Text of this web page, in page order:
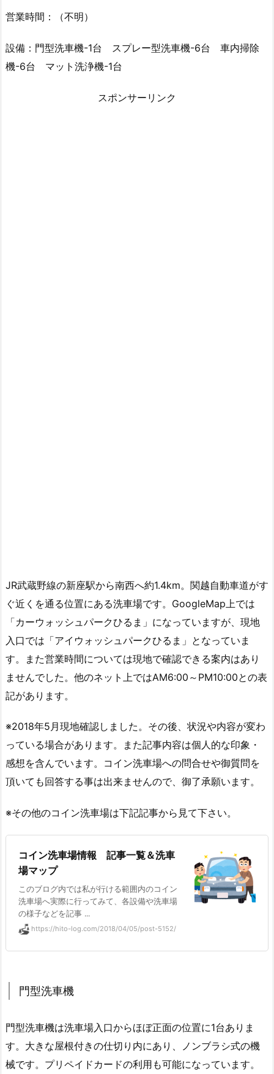
営業時間：（不明）
設備：門型洗車機-1台 スプレー型洗車機-6台 車内掃除
機-6台 マット洗浄機-1台
スポンサーリンク
JR武蔵野線の新座駅から南西へ約1.4km。関越自動車道がす
ぐ近くを通る位置にある洗車場です。GoogleMap上では
「カーウォッシュパークひるま」になっていますが、現地
入口では「アイウォッシュパークひるま」となっていま
す。また営業時間については現地で確認できる案内はあり
ませんでした。他のネット上ではAM6:00～PM10:00との表
記があります。
※2018年5月現地確認しました。その後、状況や内容が変わ
っている場合があります。また記事内容は個人的な印象・
感想を含んでいます。コイン洗車場への問合せや御質問を
頂いても回答する事は出来ませんので、御了承願います。
※その他のコイン洗車場は下記記事から見て下さい。
コイン洗車場情報 記事一覧＆洗車
場マップ
このブログ内では私が行ける範囲内のコイン
洗車場へ実際に行ってみて、各設備や洗車場
の様子などを記事 ...
https://hito-log.com/2018/04/05/post-5152/
門型洗車機
門型洗車機は洗車場入口からほぼ正面の位置に1台ありま
す。大きな屋根付きの仕切り内にあり、ノンブラシ式の機
械です。プリペイドカードの利用も可能になっています。